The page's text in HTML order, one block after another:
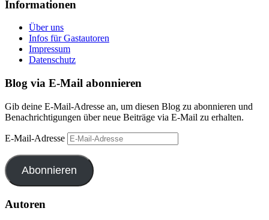
Informationen
Über uns
Infos für Gastautoren
Impressum
Datenschutz
Blog via E-Mail abonnieren
Gib deine E-Mail-Adresse an, um diesen Blog zu abonnieren und
Benachrichtigungen über neue Beiträge via E-Mail zu erhalten.
E-Mail-Adresse
Abonnieren
Autoren